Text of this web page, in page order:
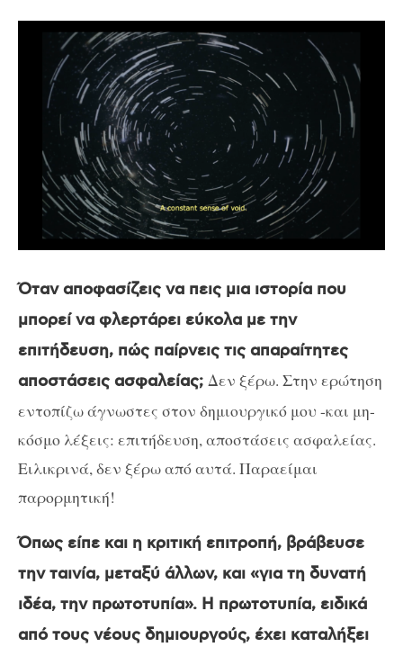
Όταν αποφασίζεις να πεις μια ιστορία που
μπορεί να φλερτάρει εύκολα με την
επιτήδευση, πώς παίρνεις τις απαραίτητες
αποστάσεις ασφαλείας; Δεν ξέρω. Στην ερώτηση
εντοπίζω άγνωστες στον δημιουργικό μου -και μη-
κόσμο λέξεις: επιτήδευση, αποστάσεις ασφαλείας.
Ειλικρινά, δεν ξέρω από αυτά. Παραείμαι
παρορμητική!
Όπως είπε και η κριτική επιτροπή, βράβευσε
την ταινία, μεταξύ άλλων, και «για τη δυνατή
ιδέα, την πρωτοτυπία». Η πρωτοτυπία, ειδικά
από τους νέους δημιουργούς, έχει καταλήξει